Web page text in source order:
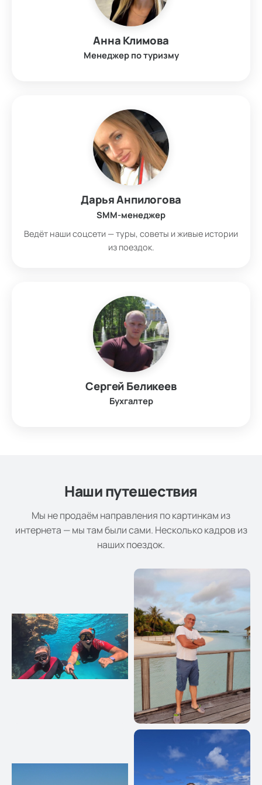
Анна Климова
Менеджер по туризму
Дарья Анпилогова
SMM-менеджер
Ведёт наши соцсети — туры, советы и живые истории
из поездок.
Сергей Беликеев
Бухгалтер
Наши путешествия
Мы не продаём направления по картинкам из
интернета — мы там были сами. Несколько кадров из
наших поездок.